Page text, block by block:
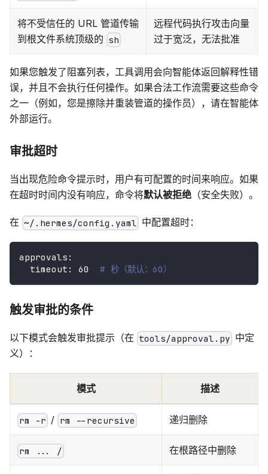
将不受信任的 URL 管道传输
到根文件系统顶级的 sh
远程代码执行攻击向量
过于宽泛，无法批准
如果您触发了阻塞列表，工具调用会向智能体返回解释性错
误，并且不会执行任何操作。如果合法工作流需要这些命令
之一（例如，您是擦除并重装管道的操作员），请在智能体
外部运行。
审批超时
当出现危险命令提示时，用户有可配置的时间来响应。如果
在超时时间内没有响应，命令将默认被拒绝 （安全失败）。
在 ~/.hermes/config.yaml 中配置超时：
approvals :
timeout : 60 # 秒（默认：60）
触发审批的条件
以下模式会触发审批提示（在 tools/approval.py 中定
义）：
模式 描述
rm -r / rm --recursive 递归删除
rm ... / 在根路径中删除